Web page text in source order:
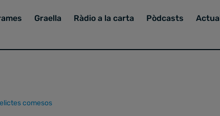
Graella Ràdio a la carta Pòdcasts
comesos